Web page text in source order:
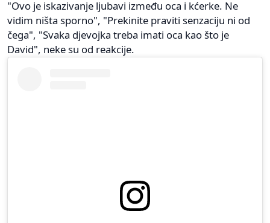
"Ovo je iskazivanje ljubavi između oca i kćerke. Ne
vidim ništa sporno", "Prekinite praviti senzaciju ni od
čega", "Svaka djevojka treba imati oca kao što je
David", neke su od reakcije.